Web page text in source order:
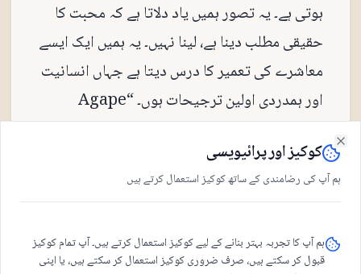
ہوتی ہے۔ یہ تصور ہمیں یاد دلاتا ہے کہ محبت کا
حقیقی مطلب دینا ہے، لینا نہیں۔ یہ ہمیں ایک ایسے
معاشرے کی تعمیر کا درس دیتا ہے جہاں انسانیت
اور ہمدردی اولین ترجیحات ہوں۔ “Agape
Ecumenical Center” ان اصولوں کو عملی
شکل دیتا ہے۔ یہاں مختلف مذاہب کے درمیان
مکالمہ، ماحولیات کے تحفظ کے لیے تحریک، اور
ایک مشترکہ مقصد ہے۔ یہ مقام ہمیں یہ سکھاتا ہے
کوکیز اور پرائیویسی
ہم آپ کی رضامندی کے ساتھ کوکیز استعمال کرتے ہیں
ہم آپ کا تجربہ بہتر بنانے کے لیے کوکیز استعمال کرتے ہیں۔ آپ تمام کوکیز
قبول کر سکتے ہیں، صرف ضروری کوکیز استعمال کر سکتے ہیں، یا اپنی
Close